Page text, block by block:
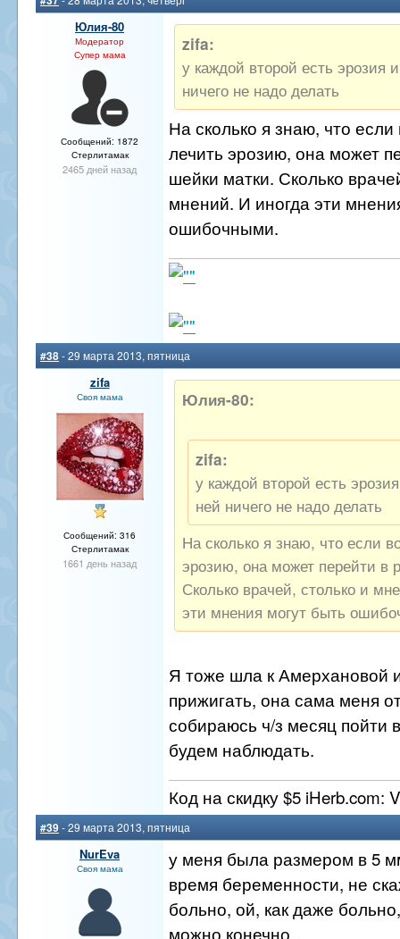
Юлия-80
Модератор
Супер мама
Сообщений: 1872
Стерлитамак
2465 дней назад
zifa:
у каждой второй есть эрозия
ничего не надо делать
На сколько я знаю, что
лечить эрозию, она может
шейки матки. Сколько
мнений. И иногда эти
ошибочными.
#38- 29 марта 2013, пятница
zifa
Своя мама
Сообщений: 316
Стерлитамак
1661 день назад
Юлия-80:
zifa:
у каждой второй есть
ней ничего не надо делать
На сколько я знаю, что если
эрозию, она может перейти в
Сколько врачей, столько и
эти мнения могут быть
Я тоже шла к Амерхановой
прижигать, она сама меня
собираюсь ч/з месяц пойти
будем наблюдать.
Код на скидку $5 iHerb.com:
#39- 29 марта 2013, пятница
NurEva
Своя мама
у меня была размером в 5
время беременности, не
больно, ой, как даже
можно конечно.